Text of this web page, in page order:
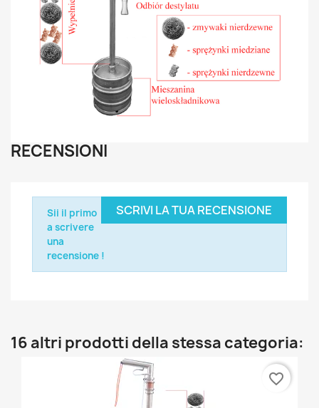
RECENSIONI
SCRIVI LA TUA RECENSIONE
Sii il primo
a scrivere
una
recensione !
16 altri prodotti della stessa categoria:
favorite_border